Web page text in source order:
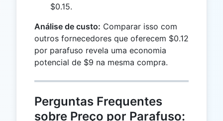
$0.15.
Análise de custo: Comparar isso com
outros fornecedores que oferecem $0.12
por parafuso revela uma economia
potencial de $9 na mesma compra.
Perguntas Frequentes
sobre Preço por Parafuso: